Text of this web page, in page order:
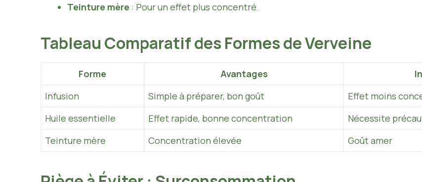
Teinture mère : Pour un effet plus concentré.
Tableau Comparatif des Formes de Verveine
Forme Avantages
Infusion
Simple à préparer, bon goût Effet moins
Huile essentielle
Effet rapide, bonne concentration Nécessite
Teinture mère
Concentration élevée Goût amer